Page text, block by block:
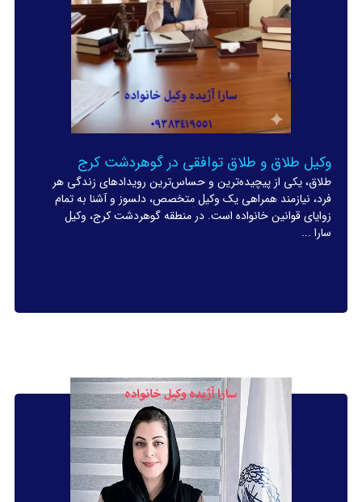
وکیل طلاق و طلاق توافقی در گوهردشت کرج
طلاق، یکی از پیچیده‌ترین و حساس‌ترین رویدادهای زندگی هر
فرد، نیازمند همراهی یک وکیل متخصص، دلسوز و آشنا به تمام
زوایای قوانین خانواده است. در منطقه گوهردشت کرج، وکیل
سارا ...